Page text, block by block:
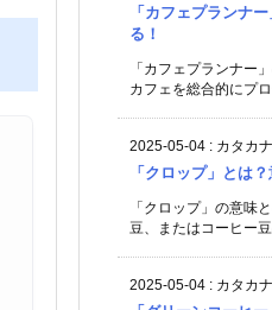
「カフェプランナ
る！
「カフェプランナー
カフェを総合的にプロ
2025-05-04 : カタカ
「クロップ」とは
「クロップ」の意味
豆、またはコーヒー豆
2025-05-04 : カタカ